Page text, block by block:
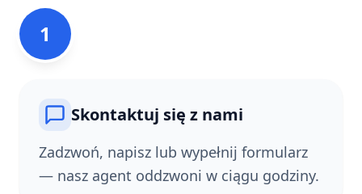
1
Skontaktuj się z nami
Zadzwoń, napisz lub wypełnij formularz
— nasz agent oddzwoni w ciągu godziny.